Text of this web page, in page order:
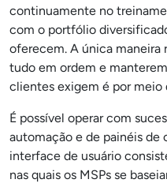
continuamente no
com o portfólio
oferecem. A única maneira
tudo em ordem e
clientes exigem é por
É possível operar com
automação e de painéis
interface de usuário
nas quais os MSPs se